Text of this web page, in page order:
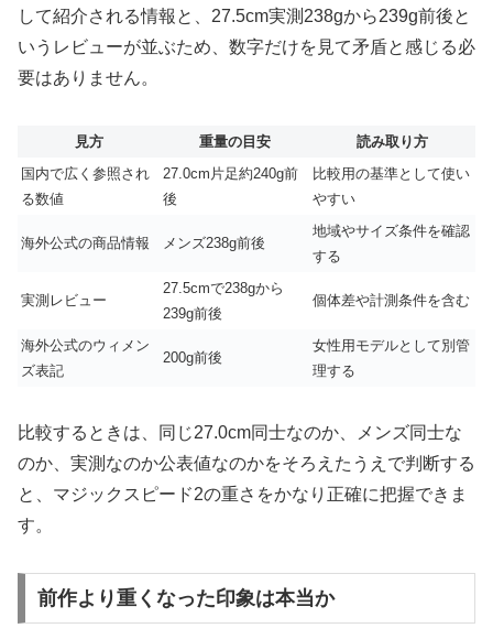
して紹介される情報と、27.5cm実測238gから239g前後と
いうレビューが並ぶため、数字だけを見て矛盾と感じる必
要はありません。
見方 重量の目安
読み取り方
国内で広く参照され
る数値
27.0cm片足約240g前
後
比較用の基準として使い
やすい
海外公式の商品情報 メンズ238g前後
地域やサイズ条件を確認
する
実測レビュー
27.5cmで238gから
239g前後
個体差や計測条件を含む
海外公式のウィメン
ズ表記
200g前後
女性用モデルとして別管
理する
比較するときは、同じ27.0cm同士なのか、メンズ同士な
のか、実測なのか公表値なのかをそろえたうえで判断する
と、マジックスピード2の重さをかなり正確に把握できま
す。
前作より重くなった印象は本当か